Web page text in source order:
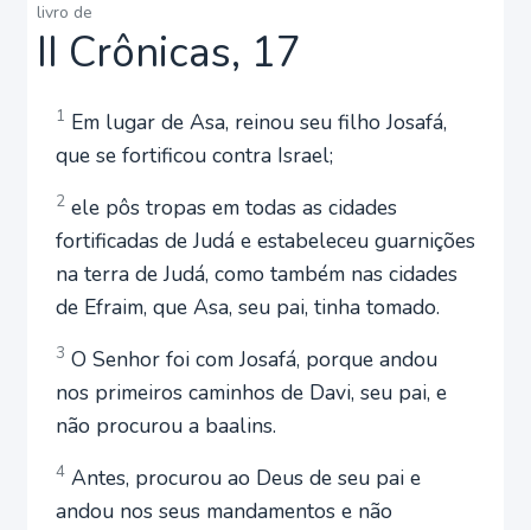
livro de
II Crônicas, 17
1 Em lugar de Asa, reinou seu filho Josafá,
que se fortificou contra Israel;
2 ele pôs tropas em todas as cidades
fortificadas de Judá e estabeleceu guarnições
na terra de Judá, como também nas cidades
de Efraim, que Asa, seu pai, tinha tomado.
3 O Senhor foi com Josafá, porque andou
nos primeiros caminhos de Davi, seu pai, e
não procurou a baalins.
4 Antes, procurou ao Deus de seu pai e
andou nos seus mandamentos e não